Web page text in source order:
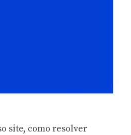
site, como resolver